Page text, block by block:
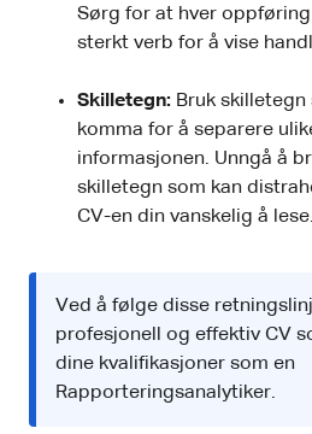
Sørg for at hver
sterkt verb for å vise
Skilletegn: Bruk
komma for å separere
informasjonen. Unngå å
skilletegn som kan
CV-en din vanskelig å lese.
Ved å følge disse
profesjonell og effektiv CV
dine kvalifikasjoner som en
Rapporteringsanalytiker.